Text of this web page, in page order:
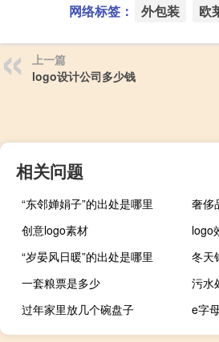
网络标签： 外包装 欧
上一篇
logo设计公司多少钱
相关问题
“东邻婵娟子”的出处是哪里
奢侈
创意logo素材
logo
“岁晏风日暖”的出处是哪里
冬天
一套粮票是多少
污水
过年家里放几个碗盘子
e字